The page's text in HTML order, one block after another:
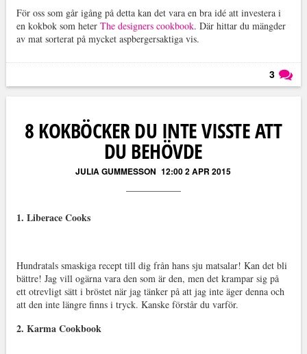
För oss som går igång på detta kan det vara en bra idé att investera i
en kokbok som heter The designers cookbook. Där hittar du mängder
av mat sorterat på mycket aspbergersaktiga vis.
3
8 KOKBÖCKER DU INTE VISSTE ATT
DU BEHÖVDE
JULIA GUMMESSON 12:00 2 APR 2015
1. Liberace Cooks
Hundratals smaskiga recept till dig från hans sju matsalar! Kan det bli
bättre! Jag vill ogärna vara den som är den, men det krampar sig på
ett otrevligt sätt i bröstet när jag tänker på att jag inte äger denna och
att den inte längre finns i tryck. Kanske förstår du varför.
2. Karma Cookbook